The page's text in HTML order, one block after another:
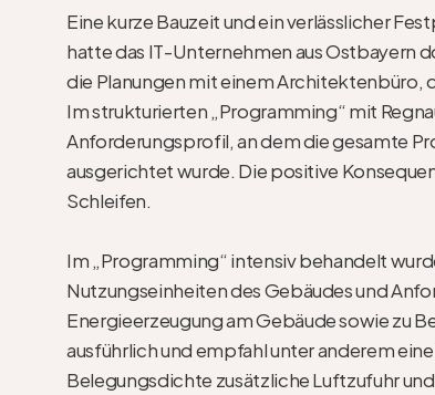
Eine kurze Bauzeit und ein verlässlicher
hatte das IT-Unternehmen aus Ostbayern
die Planungen mit einem Architektenbüro,
Im strukturierten „Programming“ mit
Anforderungsprofil, an dem die gesamte
ausgerichtet wurde. Die positive
Schleifen.
Im „Programming“ intensiv behandelt
Nutzungseinheiten des Gebäudes und
Energieerzeugung am Gebäude sowie zu
ausführlich und empfahl unter anderem
Belegungsdichte zusätzliche Luftzufuhr